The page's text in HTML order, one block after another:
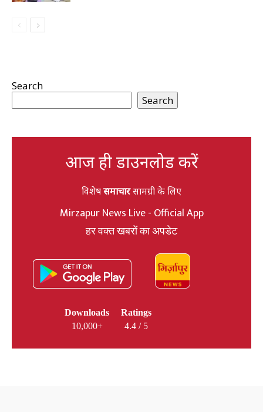
Search
Search
आज ही डाउनलोड करें
विशेषसमाचारसामग्री के लिए
Mirzapur News Live - Official App
हर वक्त खबरों का अपडेट
Downloads
10,000+
Ratings
4.4 / 5